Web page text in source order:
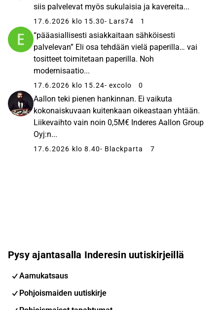
siis palvelevat myös sukulaisia ja kavereita...
17.6.2026 klo 15.30- Lars74 1
“pääasiallisesti asiakkaitaan sähköisesti
palvelevan” Eli osa tehdään vielä paperilla… vai
tositteet toimitetaan paperilla. Noh
modernisaatio...
17.6.2026 klo 15.24- excolo 0
Aallon teki pienen hankinnan. Ei vaikuta
kokonaiskuvaan kuitenkaan oikeastaan yhtään.
Liikevaihto vain noin 0,5M€ Inderes Aallon Group
Oyj:n...
17.6.2026 klo 8.40- Blackparta 7
Pysy ajantasalla Inderesin uutiskirjeillä
Aamukatsaus
Pohjoismaiden uutiskirje